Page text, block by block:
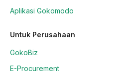
Aplikasi Gokomodo
Untuk Perusahaan
GokoBiz
E-Procurement